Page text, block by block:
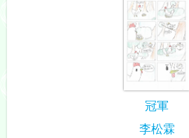
冠軍
李松霖